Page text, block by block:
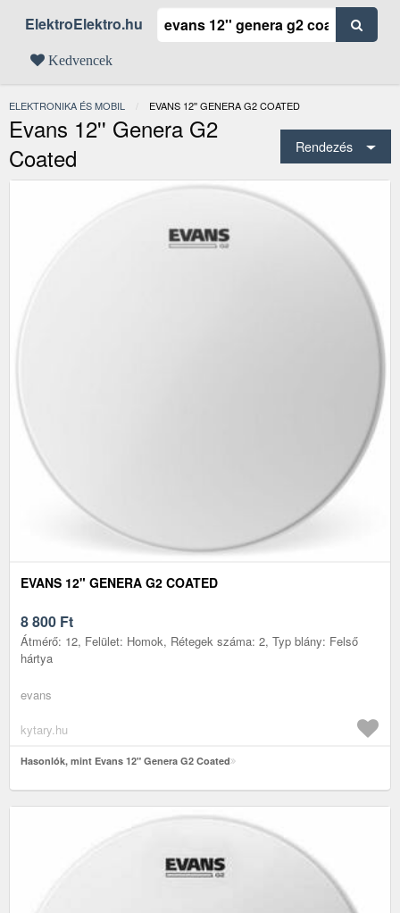
ElektroElektro.hu
Kedvencek
ELEKTRONIKA ÉS MOBIL JELENLEGI:
EVANS 12'' GENERA G2 COATED
Evans 12'' Genera G2
Coated
Rendezés
EVANS 12" GENERA G2 COATED
8 800 Ft
Átmérő: 12, Felület: Homok, Rétegek száma: 2, Typ blány: Felső
hártya
evans
kytary.hu
Hasonlók, mint Evans 12" Genera G2 Coated